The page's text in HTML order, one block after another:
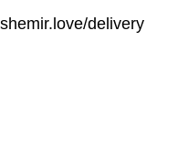
delivery